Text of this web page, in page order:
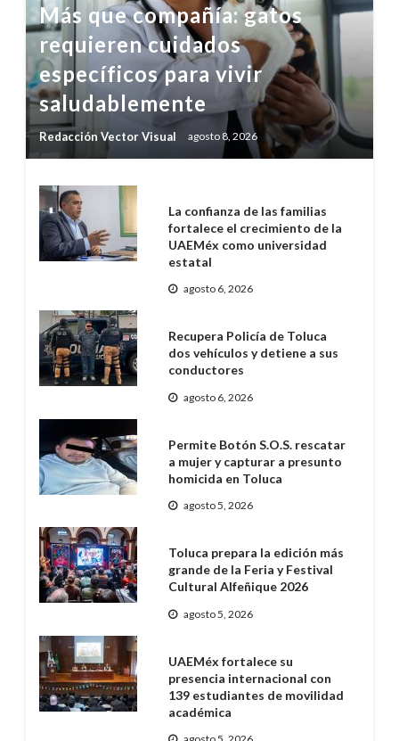
Más que compañía: gatos
requieren cuidados
específicos para vivir
saludablemente
Redacción Vector Visual agosto 8, 2026
La confianza de las familias
fortalece el crecimiento de la
UAEMéx como universidad
estatal
agosto 6, 2026
Recupera Policía de Toluca
dos vehículos y detiene a sus
conductores
agosto 6, 2026
Permite Botón S.O.S. rescatar
a mujer y capturar a presunto
homicida en Toluca
agosto 5, 2026
Toluca prepara la edición más
grande de la Feria y Festival
Cultural Alfeñique 2026
agosto 5, 2026
UAEMéx fortalece su
presencia internacional con
139 estudiantes de movilidad
académica